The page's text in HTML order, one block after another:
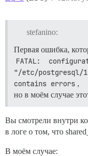
stefanino:
Первая ошибка,
FATAL:
"/etc/postgresql/
contains errors ,
но в моём случае
Вы смотрели внутри
в логе о том, что
В моём случае: